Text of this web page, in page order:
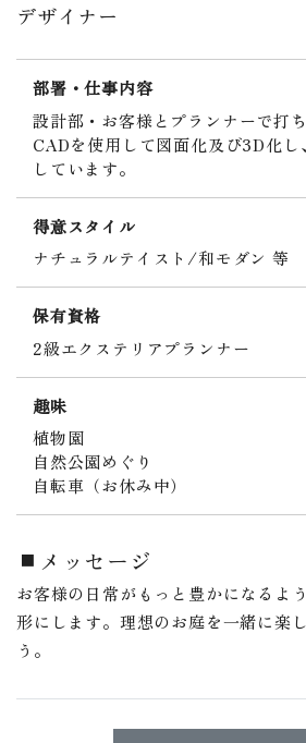
デザイナー
部署・仕事内容
設計部・お客様とプランナーで打
CADを使用して図面化及び3D化し
しています。
得意スタイル
ナチュラルテイスト/和モダン 等
保有資格
2級エクステリアプランナー
趣味
植物園
自然公園めぐり
自転車（お休み中）
メッセージ
お客様の日常がもっと豊かになるよ
形にします。理想のお庭を一緒に楽
う。